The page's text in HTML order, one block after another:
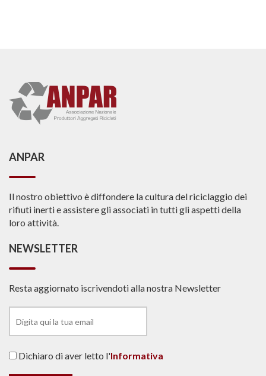
ANPAR
Il nostro obiettivo è diffondere la cultura del riciclaggio dei
rifiuti inerti e assistere gli associati in tutti gli aspetti della
loro attività.
NEWSLETTER
Resta aggiornato iscrivendoti alla nostra Newsletter
Dichiaro di aver letto l'Informativa